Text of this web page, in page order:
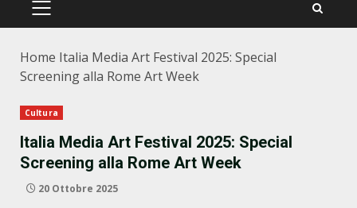
PRIMÄRES
Home Italia Media Art Festival 2025: Special
Screening alla Rome Art Week
Cultura
Italia Media Art Festival 2025: Special
Screening alla Rome Art Week
20 Ottobre 2025